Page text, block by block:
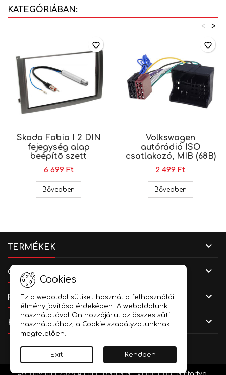
KATEGÓRIÁBAN:
>
<
Skoda Fabia I 2 DIN
fejegység alap
beépítõ szett
6 699 Ft
Bővebben Skoda Fabia I 2 DIN fejegység alap beépítõ
favorite_border
Volkswagen
autórádió ISO
csatlakozó, MIB (68B)
2 499 Ft
Bővebben
favorite_border
TERMÉKEK 
CÉGADATOK 
FIÓKOD 
KAPCSOLAT 
Cookies
Ez a weboldal sütiket használ a felhasználói
élmény javítása érdekében. A weboldalunk
használatával Ön hozzájárul az összes süti
használatához, a Cookie szabályzatunknak
megfelelően.
Exit Rendben
Facebook
YouTubeInstagram